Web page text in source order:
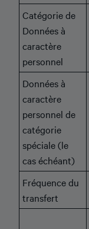
Catégorie de
Données à
caractère
personnel
Données à
caractère
personnel de
catégorie
spéciale (le
cas échéant)
Fréquence du
transfert